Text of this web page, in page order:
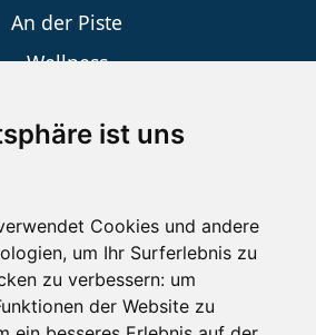
ist uns
Cookies und andere
um Ihr Surferlebnis zu
zu verbessern: um
der Website zu
An der Piste
Wellness
SKI APP
Ski APP für iOS und Android - Ein
und Schneefreaks!